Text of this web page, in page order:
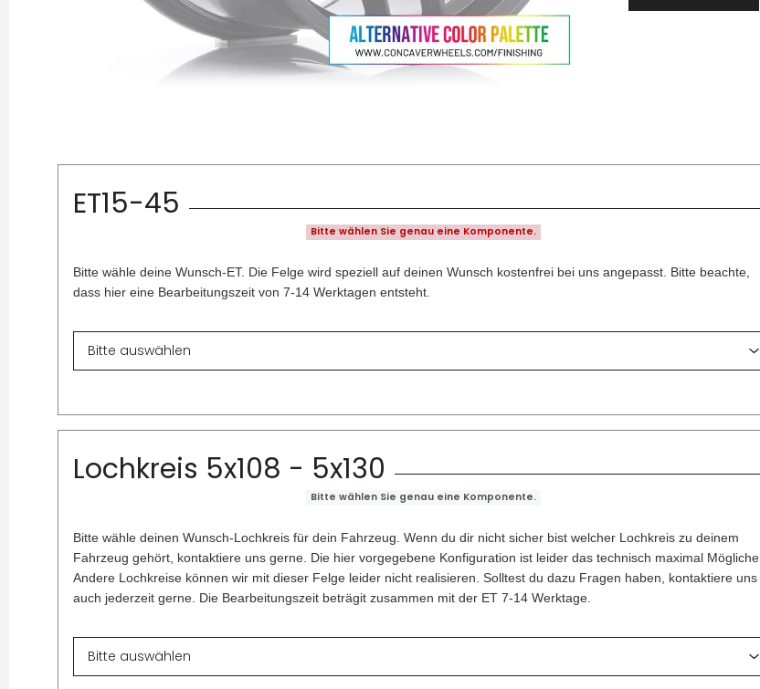
ET15-45
Bitte wählen Sie genau eine Komponente.
Bitte wähle deine Wunsch-ET. Die Felge wird speziell auf deinen Wunsch kostenfrei bei uns angepasst. Bitte beachte,
dass hier eine Bearbeitungszeit von 7-14 Werktagen entsteht.
Lochkreis 5x108 - 5x130
Bitte wählen Sie genau eine Komponente.
Bitte wähle deinen Wunsch-Lochkreis für dein Fahrzeug. Wenn du dir nicht sicher bist welcher Lochkreis zu deinem
Fahrzeug gehört, kontaktiere uns gerne. Die hier vorgegebene Konfiguration ist leider das technisch maximal Mögliche.
Andere Lochkreise können wir mit dieser Felge leider nicht realisieren. Solltest du dazu Fragen haben, kontaktiere uns
auch jederzeit gerne. Die Bearbeitungszeit beträgit zusammen mit der ET 7-14 Werktage.